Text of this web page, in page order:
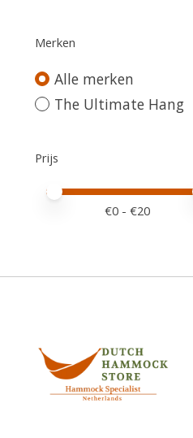
Merken
Alle merken
The Ultimate Hang
Prijs
Minimale prijswaarde
Price maximum value
€0 - €20